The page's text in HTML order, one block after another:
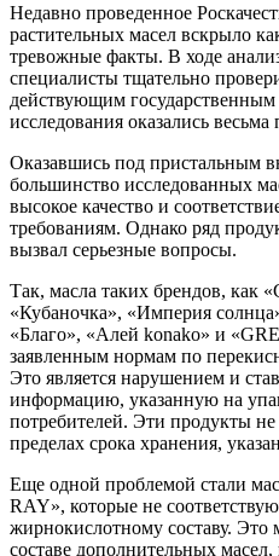
Недавно проведенное
растительных масел вскрыло
тревожные факты. В ходе
специалисты тщательно
действующим государственным
исследования оказались
Оказавшись под пристальным
большинство исследованных
высокое качество и
требованиям. Однако ряд
вызвал серьезные вопросы.
Так, масла таких брендов, как
«Кубаночка», «Империя
«Благо», «Алей konako» и
заявленным нормам по
Это является нарушением и
информацию, указанную на
потребителей. Эти продукты не
пределах срока хранения,
Еще одной проблемой стали
RAY», которые не
жирнокислотному составу. Это
составе дополнительных